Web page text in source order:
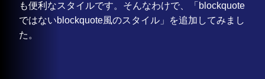
も便利なスタイルです。そんなわけで、「blockquote
ではないblockquote風のスタイル」を追加してみまし
た。